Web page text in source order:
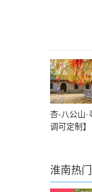
杏-八公山·
调可定制】
淮南热